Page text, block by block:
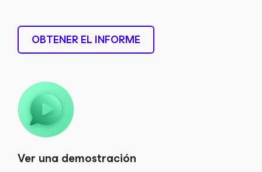
OBTENER EL INFORME
Ver una demostración